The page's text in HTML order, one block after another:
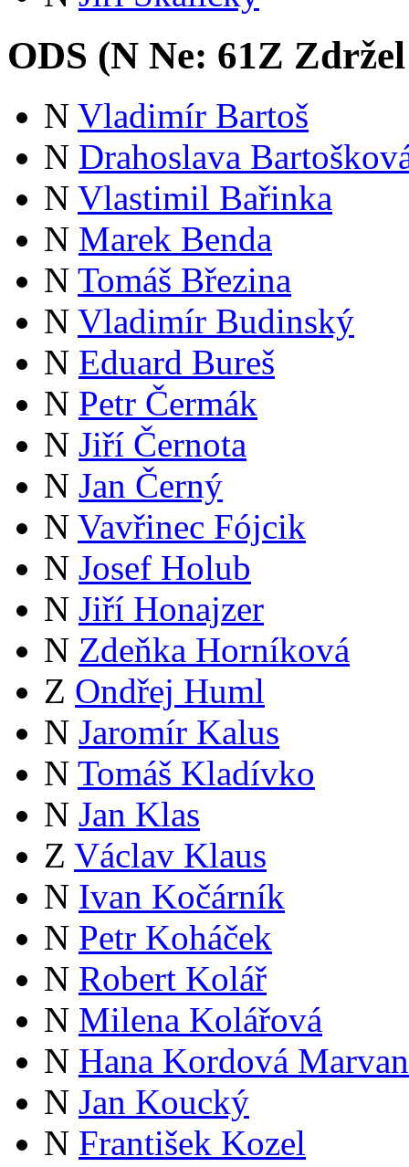
ODS (N Ne: 61Z
N Vladimír Bartoš
N Drahoslava
N Vlastimil Bařinka
N Marek Benda
N Tomáš Březina
N Vladimír Budinský
N Eduard Bureš
N Petr Čermák
N Jiří Černota
N Jan Černý
N Vavřinec Fójcik
N Josef Holub
N Jiří Honajzer
N Zdeňka Horníková
Z Ondřej Huml
N Jaromír Kalus
N Tomáš Kladívko
N Jan Klas
Z Václav Klaus
N Ivan Kočárník
N Petr Koháček
N Robert Kolář
N Milena Kolářová
N Hana Kordová
N Jan Koucký
N František Kozel